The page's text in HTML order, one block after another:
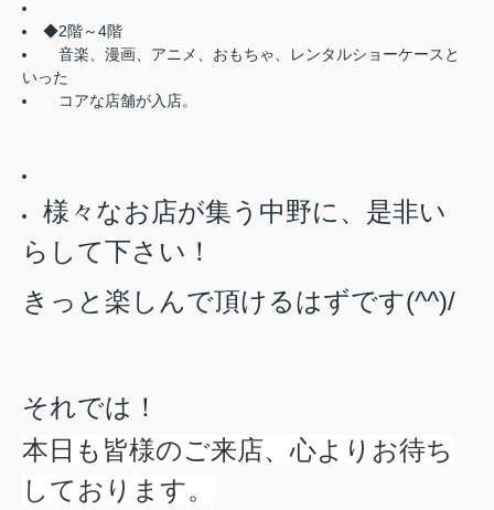
◆2階～4階
音楽、漫画、アニメ、おもちゃ、レンタルショーケースと
いった
コアな店舗が入店。
様々なお店が集う中野に、是非い
らして下さい！
きっと楽しんで頂けるはずです(^^)/
それでは！
本日も皆様のご来店、心よりお待ち
しております。